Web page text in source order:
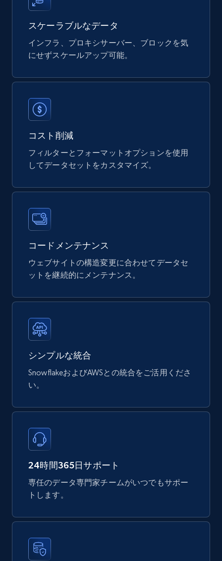
822+ 80+
Description, Manufacturer, Manufacturer url,
Datasheet url, Rohs compliant, and more.
eCommerce
775+ 80+ 今すぐ購入
mercadolivre.com.br products
URL, Product id, Title, Breadcrumbs, Category,
Tags, Final price, Original price, and more.
eCommerce
747+ 39+ 今すぐ購入
Google Play Store reviews
Review rating, Review, Found helpful, App url, and
more.
eCommerce
740+
Mouser - Products
part number, Manufacturer, Image, Image high,
eCommerce
スケーラブルなデータ
インフラ、プロキシサーバー、ブロックを気
にせずスケールアップ可能。
コスト削減
フィルターとフォーマットオプションを使用
してデータセットをカスタマイズ。
コードメンテナンス
ウェブサイトの構造変更に合わせてデータセ
ットを継続的にメンテナンス。
シンプルな統合
SnowflakeおよびAWSとの統合をご活用くださ
い。
24時間365日サポート
専任のデータ専門家チームがいつでもサポー
トします。